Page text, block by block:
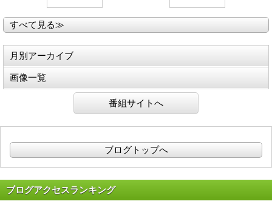
すべて見る≫
月別アーカイブ
画像一覧
番組サイトへ
ブログトップへ
ブログアクセスランキング